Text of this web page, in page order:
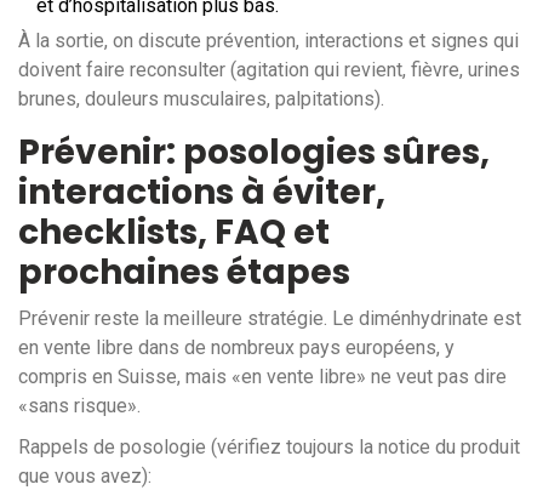
et d’hospitalisation plus bas.
À la sortie, on discute prévention, interactions et signes qui
doivent faire reconsulter (agitation qui revient, fièvre, urines
brunes, douleurs musculaires, palpitations).
Prévenir: posologies sûres,
interactions à éviter,
checklists, FAQ et
prochaines étapes
Prévenir reste la meilleure stratégie. Le diménhydrinate est
en vente libre dans de nombreux pays européens, y
compris en Suisse, mais «en vente libre» ne veut pas dire
«sans risque».
Rappels de posologie (vérifiez toujours la notice du produit
que vous avez):